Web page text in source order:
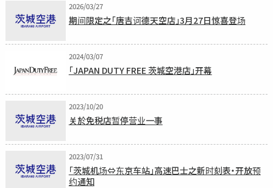
2026/03/27
期间限定之「唐吉诃德天空店」3月27日惊喜登场
2024/03/07
「JAPAN DUTY FREE 茨城空港店」开幕
2023/10/20
关於免税店暂停营业一事
2023/07/31
「茨城机场⇔东京车站」高速巴士之新时刻表・开放预
约通知